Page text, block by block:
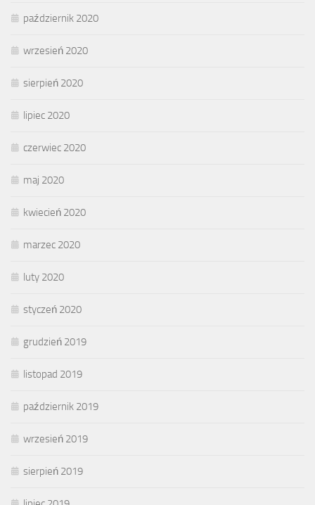
październik 2020
wrzesień 2020
sierpień 2020
lipiec 2020
czerwiec 2020
maj 2020
kwiecień 2020
marzec 2020
luty 2020
styczeń 2020
grudzień 2019
listopad 2019
październik 2019
wrzesień 2019
sierpień 2019